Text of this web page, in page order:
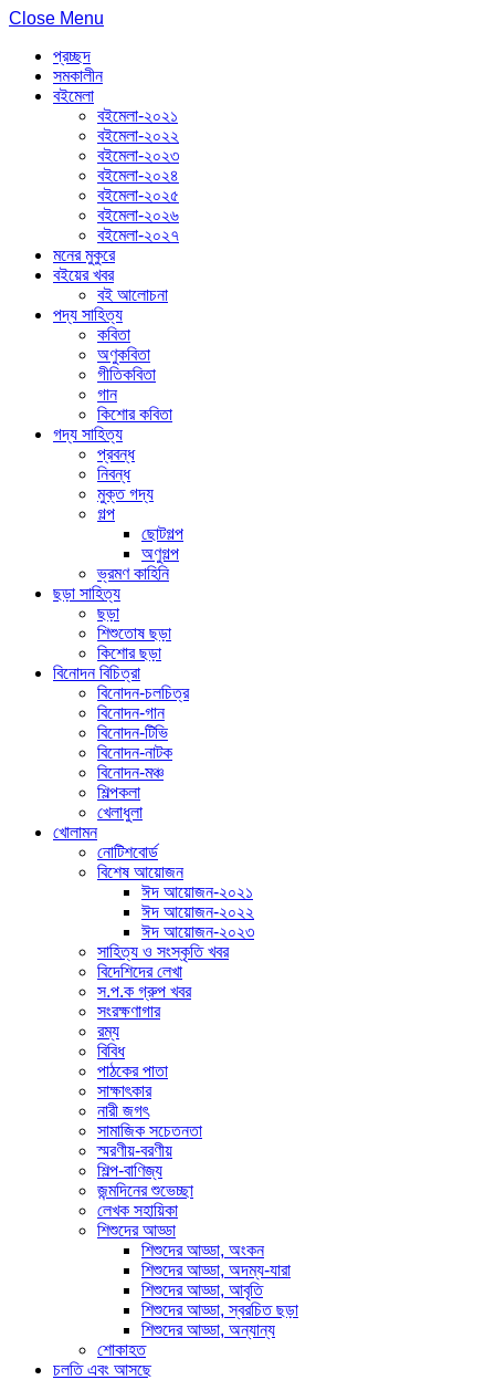
Close Menu
প্রচ্ছদ
সমকালীন
বইমেলা
বইমেলা-২০২১
বইমেলা-২০২২
বইমেলা-২০২৩
বইমেলা-২০২৪
বইমেলা-২০২৫
বইমেলা-২০২৬
বইমেলা-২০২৭
মনের মুকুরে
বইয়ের খবর
বই আলোচনা
পদ্য সাহিত্য
কবিতা
অণুকবিতা
গীতিকবিতা
গান
কিশোর কবিতা
গদ্য সাহিত্য
প্রবন্ধ
নিবন্ধ
মুক্ত গদ্য
গল্প
ছোটগল্প
অণুগল্প
ভ্রমণ কাহিনি
ছড়া সাহিত্য
ছড়া
শিশুতোষ ছড়া
কিশোর ছড়া
বিনোদন বিচিত্রা
বিনোদন-চলচিত্র
বিনোদন-গান
বিনোদন-টিভি
বিনোদন-নাটক
বিনোদন-মঞ্চ
শিল্পকলা
খেলাধুলা
খোলামন
নোটিশবোর্ড
বিশেষ আয়োজন
ঈদ আয়োজন-২০২১
ঈদ আয়োজন-২০২২
ঈদ আয়োজন-২০২৩
সাহিত্য ও সংস্কৃতি খবর
বিদেশিদের লেখা
স.প.ক গ্রুপ খবর
সংরক্ষণাগার
রম্য
বিবিধ
পাঠকের পাতা
সাক্ষাৎকার
নারী জগৎ
সামাজিক সচেতনতা
স্মরণীয়-বরণীয়
শিল্প-বাণিজ্য
জন্মদিনের শুভেচ্ছা
লেখক সহায়িকা
শিশুদের আড্ডা
শিশুদের আড্ডা, অংকন
শিশুদের আড্ডা, অদম্য-যারা
শিশুদের আড্ডা, আবৃতি
শিশুদের আড্ডা, স্বরচিত ছড়া
শিশুদের আড্ডা, অন্যান্য
শোকাহত
চলতি এবং আসছে